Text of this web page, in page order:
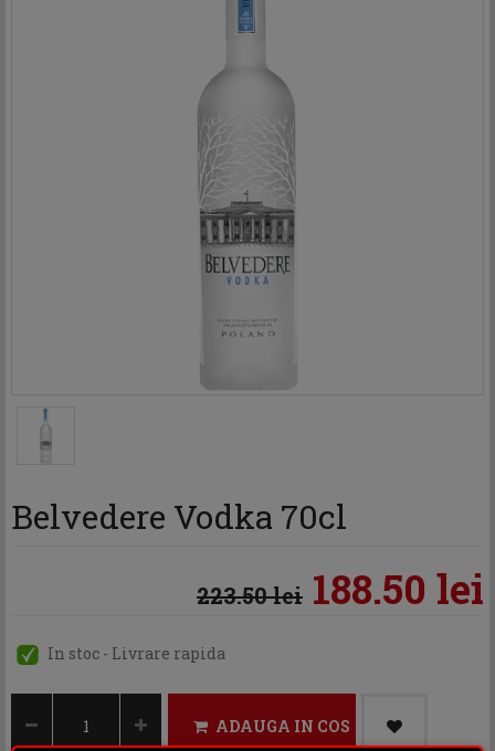
Belvedere Vodka 70cl
223.50 lei 188.50 lei
In stoc - Livrare rapida
ADAUGA IN COS